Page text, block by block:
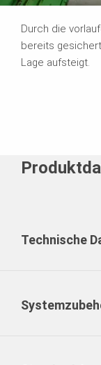
Durch die
bereits
Lage aufsteigt.
Technische